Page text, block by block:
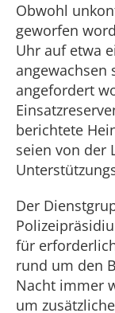
Obwohl
geworfen
Uhr auf etwa
angewachsen
angefordert
berichtete
seien von der
Der
für
rund um den
Nacht immer
um